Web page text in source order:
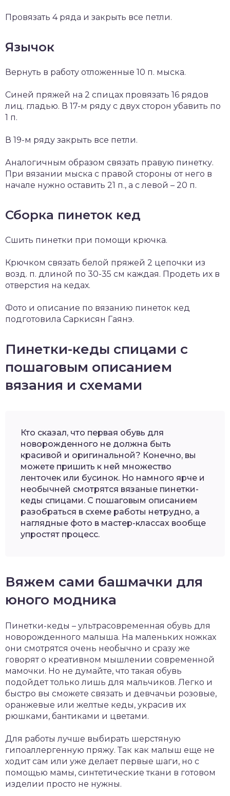
Провязать 4 ряда и закрыть все петли.
Язычок
Вернуть в работу отложенные 10 п. мыска.
Синей пряжей на 2 спицах провязать 16 рядов
лиц. гладью. В 17-м ряду с двух сторон убавить по
1 п.
В 19-м ряду закрыть все петли.
Аналогичным образом связать правую пинетку.
При вязании мыска с правой стороны от него в
начале нужно оставить 21 п., а с левой – 20 п.
Сборка пинеток кед
Сшить пинетки при помощи крючка.
Крючком связать белой пряжей 2 цепочки из
возд. п. длиной по 30-35 см каждая. Продеть их в
отверстия на кедах.
Фото и описание по вязанию пинеток кед
подготовила Саркисян Гаянэ.
Пинетки-кеды спицами с
пошаговым описанием
вязания и схемами
Кто сказал, что первая обувь для
новорожденного не должна быть
красивой и оригинальной? Конечно, вы
можете пришить к ней множество
ленточек или бусинок. Но намного ярче и
необычней смотрятся вязаные пинетки-
кеды спицами. С пошаговым описанием
разобраться в схеме работы нетрудно, а
наглядные фото в мастер-классах вообще
упростят процесс.
Вяжем сами башмачки для
юного модника
Пинетки-кеды – ультрасовременная обувь для
новорожденного малыша. На маленьких ножках
они смотрятся очень необычно и сразу же
говорят о креативном мышлении современной
мамочки. Но не думайте, что такая обувь
подойдет только лишь для мальчиков. Легко и
быстро вы сможете связать и девчачьи розовые,
оранжевые или желтые кеды, украсив их
рюшками, бантиками и цветами.
Для работы лучше выбирать шерстяную
гипоаллергенную пряжу. Так как малыш еще не
ходит сам или уже делает первые шаги, но с
помощью мамы, синтетические ткани в готовом
изделии просто не нужны.